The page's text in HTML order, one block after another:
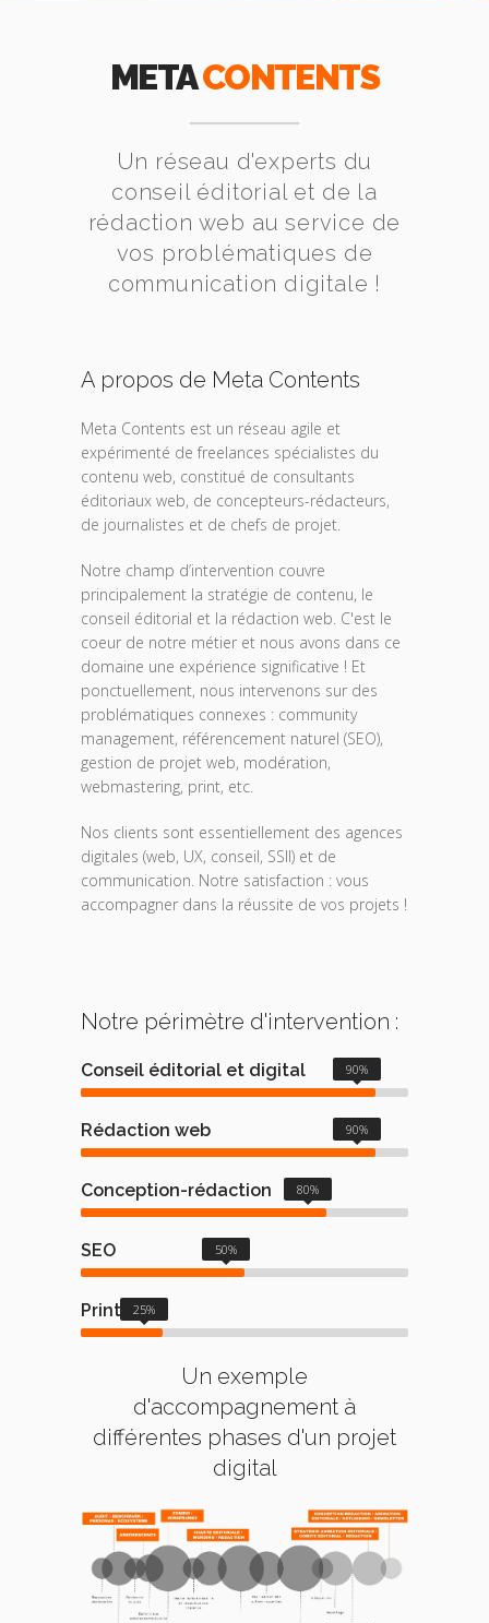
METACONTENTS
Un réseau d'experts du
conseil éditorial et de la
rédaction web au service de
vos problématiques de
communication digitale !
A propos de Meta Contents
Meta Contents est un réseau agile et
expérimenté de freelances spécialistes du
contenu web, constitué de consultants
éditoriaux web, de concepteurs-rédacteurs,
de journalistes et de chefs de projet.
Notre champ d’intervention couvre
principalement la stratégie de contenu, le
conseil éditorial et la rédaction web. C'est le
coeur de notre métier et nous avons dans ce
domaine une expérience significative ! Et
ponctuellement, nous intervenons sur des
problématiques connexes : community
management, référencement naturel (SEO),
gestion de projet web, modération,
webmastering, print, etc.
Nos clients sont essentiellement des agences
digitales (web, UX, conseil, SSII) et de
communication. Notre satisfaction : vous
accompagner dans la réussite de vos projets !
Notre périmètre d'intervention :
Conseil éditorial et digital 90%
Rédaction web 90%
Conception-rédaction 80%
SEO 50%
Print 25%
Un exemple
d'accompagnement à
différentes phases d'un projet
digital